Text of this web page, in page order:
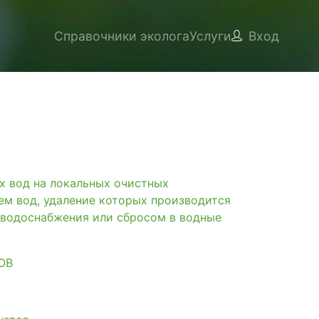
Справочники экологаУслуги Вход
на локальных очистных
вод, удаление которых производится
или сбросом в водные